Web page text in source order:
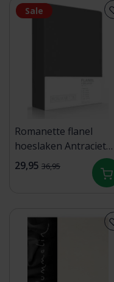
Sale
Romanette flanel
hoeslaken Antraciet
90x200
29,95 36,95